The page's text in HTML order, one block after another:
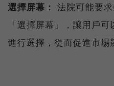
選擇屏幕： 法院可能要
「選擇屏幕」，讓用戶
進行選擇，從而促進市場